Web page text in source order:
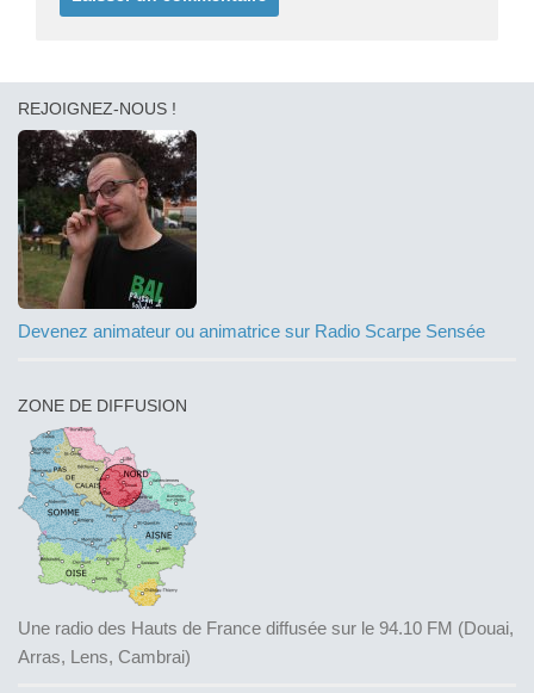
REJOIGNEZ-NOUS !
Devenez animateur ou animatrice sur Radio Scarpe Sensée
ZONE DE DIFFUSION
Une radio des Hauts de France diffusée sur le 94.10 FM (Douai,
Arras, Lens, Cambrai)